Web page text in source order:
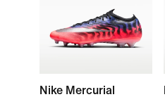
Nike Mercurial